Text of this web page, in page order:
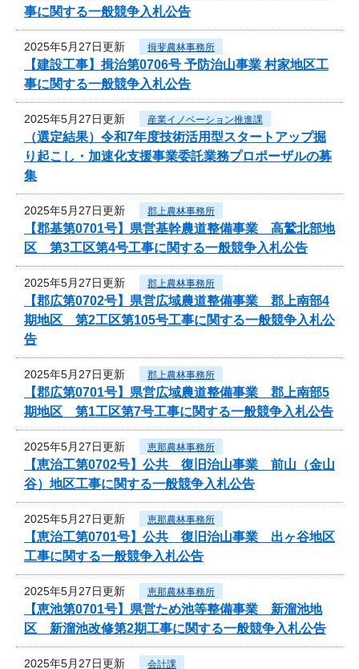
事に関する一般競争入札公告
2025年5月27日更新 揖斐農林事務所
【建設工事】揖治第0706号 予防治山事業 村家地区工
事に関する一般競争入札公告
2025年5月27日更新 産業イノベーション推進課
（選定結果）令和7年度技術活用型スタートアップ掘
り起こし・加速化支援事業委託業務プロポーザルの募
集
2025年5月27日更新 郡上農林事務所
【郡基第0701号】県営基幹農道整備事業 高鷲北部地
区 第3工区第4号工事に関する一般競争入札公告
2025年5月27日更新 郡上農林事務所
【郡広第0702号】県営広域農道整備事業 郡上南部4
期地区 第2工区第105号工事に関する一般競争入札公
告
2025年5月27日更新 郡上農林事務所
【郡広第0701号】県営広域農道整備事業 郡上南部5
期地区 第1工区第7号工事に関する一般競争入札公告
2025年5月27日更新 恵那農林事務所
【恵治工第0702号】公共 復旧治山事業 前山（金山
谷）地区工事に関する一般競争入札公告
2025年5月27日更新 恵那農林事務所
【恵治工第0701号】公共 復旧治山事業 出ヶ谷地区
工事に関する一般競争入札公告
2025年5月27日更新 恵那農林事務所
【恵池第0701号】県営ため池等整備事業 新溜池地
区 新溜池改修第2期工事に関する一般競争入札公告
2025年5月27日更新 会計課